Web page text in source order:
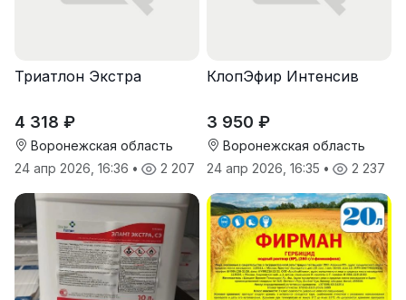
Триатлон Экстра
4 318 ₽
Воронежская область
24 апр 2026, 16:36 • 2 207
КлопЭфир Интенсив
3 950 ₽
Воронежская область
24 апр 2026, 16:35 • 2 237